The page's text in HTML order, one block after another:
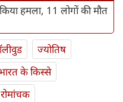
हमला, 11 लोगों की मौत
ज्योतिष
के किस्से